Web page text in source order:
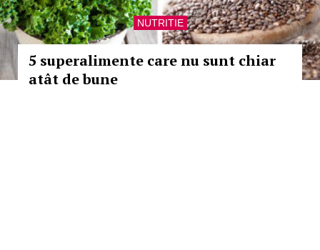
NUTRITIE
5 superalimente care nu sunt chiar
atât de bune